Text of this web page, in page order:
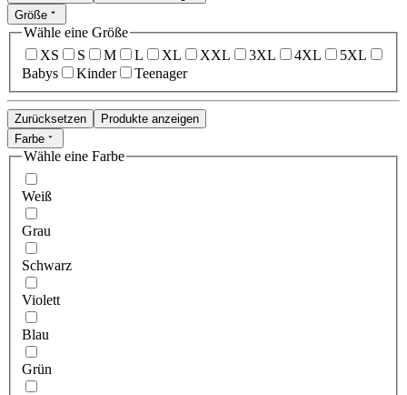
Größe
Wähle eine Größe
XS
S M L XL XXL 3XL 4XL
5XL
Babys
Kinder Teenager
Zurücksetzen
Produkte anzeigen
Farbe
Wähle eine Farbe
Weiß
Grau
Schwarz
Violett
Blau
Grün